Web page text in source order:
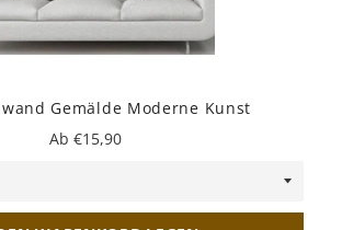
Gemälde Moderne Kunst
Ab €15,90